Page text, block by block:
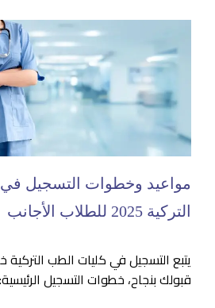
مواعيد وخطوات التسجيل
التركية 2025 للطلاب الأجانب
يتبع التسجيل في كليات الطب
قبولك بنجاح، خطوات التسجيل الرئيسية: